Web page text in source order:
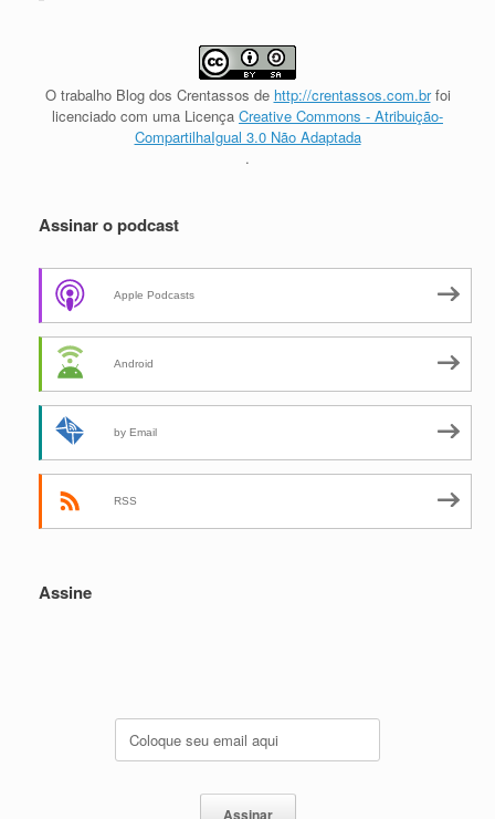
O trabalho Blog dos Crentassos de http://crentassos.com.brfoi
licenciado com uma Licença Creative Commons - Atribuição-
CompartilhaIgual 3.0 Não Adaptada
.
Assinar o podcast
Apple Podcasts
Android
by Email
RSS
Assine